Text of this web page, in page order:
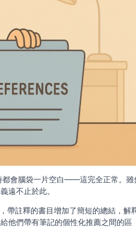
會腦袋一片空白——這完全正常。雖
遠不止於此。
帶註釋的書目增加了簡短的總結，解
他們帶有筆記的個性化推薦之間的區